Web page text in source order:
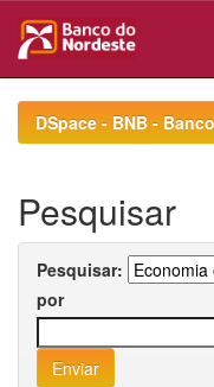
navigationDSpace - BNB -
Pesquisar
Pesquisar:
por